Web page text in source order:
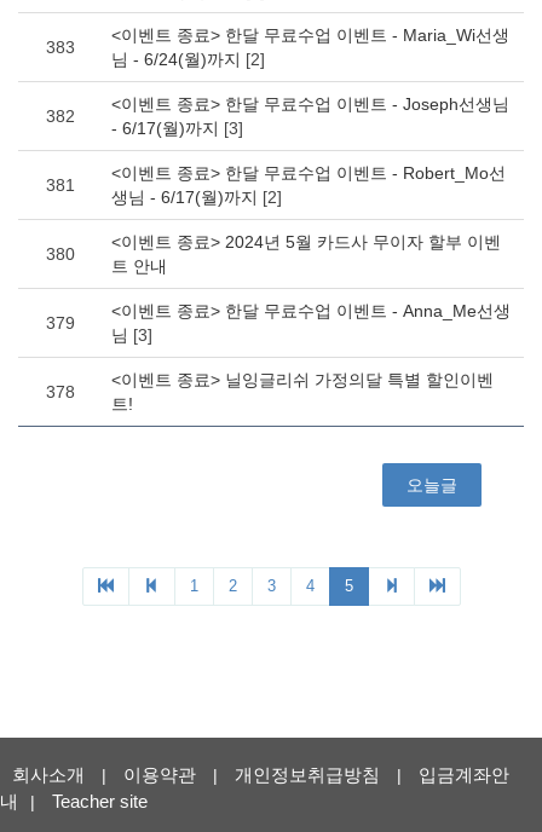
회사소개 | 이용약관 | 개인정보취급방침 |
입금계좌안
내
| Teacher site